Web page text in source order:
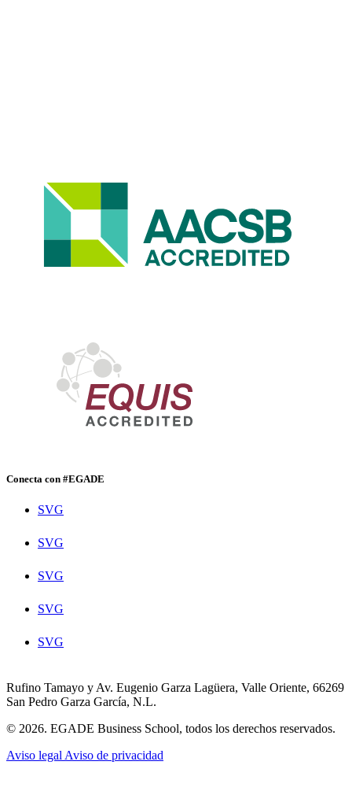
Conecta con #EGADE
SVG
SVG
SVG
SVG
SVG
Rufino Tamayo y Av. Eugenio Garza Lagüera, Valle Oriente, 66269
San Pedro Garza García, N.L.
© 2026. EGADE Business School, todos los derechos reservados.
Aviso legal Aviso de privacidad